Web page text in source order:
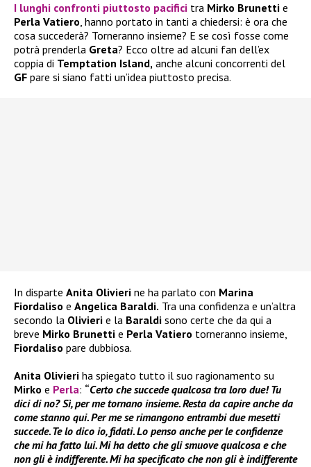
I lunghi confronti piuttosto pacifici tra Mirko Brunetti e
Perla Vatiero, hanno portato in tanti a chiedersi: è ora che
cosa succederà? Torneranno insieme? E se così fosse come
potrà prenderla Greta? Ecco oltre ad alcuni fan dell’ex
coppia di Temptation Island, anche alcuni concorrenti del
GF pare si siano fatti un’idea piuttosto precisa.
In disparte Anita Olivieri ne ha parlato con Marina
Fiordaliso e Angelica Baraldi. Tra una confidenza e un’altra
secondo la Olivieri e la Baraldi sono certe che da qui a
breve Mirko Brunetti e Perla Vatiero torneranno insieme,
Fiordaliso pare dubbiosa.
Anita Olivieri ha spiegato tutto il suo ragionamento su
Mirko e Perla: “Certo che succede qualcosa tra loro due! Tu
dici di no? Sì, per me tornano insieme. Resta da capire anche da
come stanno qui. Per me se rimangono entrambi due mesetti
succede. Te lo dico io, fidati. Lo penso anche per le confidenze
che mi ha fatto lui. Mi ha detto che gli smuove qualcosa e che
non gli è indifferente. Mi ha specificato che non gli è indifferente